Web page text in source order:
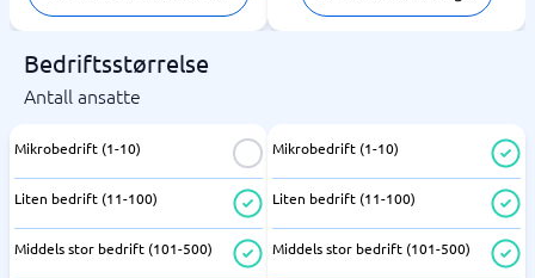
Bedriftsstørrelse
Antall ansatte
Mikrobedrift (1-10)
Liten bedrift (11-100)
Middels stor bedrift (101-500)
Mikrobedrift (1-10)
Liten bedrift (11-100)
Middels stor bedrift (101-500)